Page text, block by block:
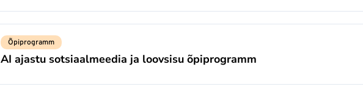
Õpiprogramm
AI ajastu sotsiaalmeedia ja loovsisu õpiprogramm